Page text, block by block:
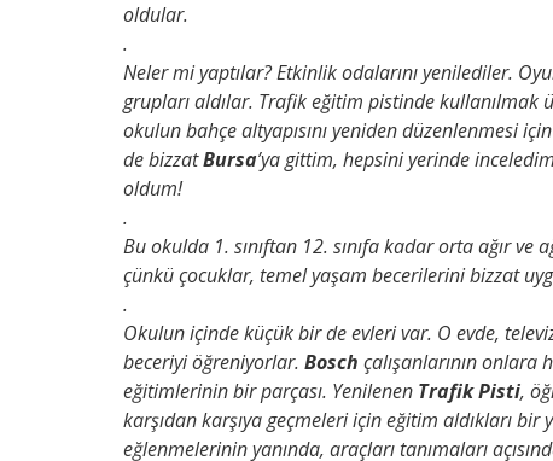
oldular.
.
Neler mi yaptılar? Etkinlik odalarını yenilediler.
grupları aldılar. Trafik eğitim pistinde kullanılmak
okulun bahçe altyapısını yeniden düzenlenmesi için
de bizzatBursa’ya gittim, hepsini yerinde
oldum!
.
Bu okulda 1. sınıftan 12. sınıfa kadar orta ağır
çünkü çocuklar, temel yaşam becerilerini bizzat
.
Okulun içinde küçük bir de evleri var. O evde,
beceriyi öğreniyorlar. Bosch çalışanlarının onlara
eğitimlerinin bir parçası. Yenilenen Trafik Pisti,
karşıdan karşıya geçmeleri için eğitim aldıkları
eğlenmelerinin yanında, araçları tanımaları